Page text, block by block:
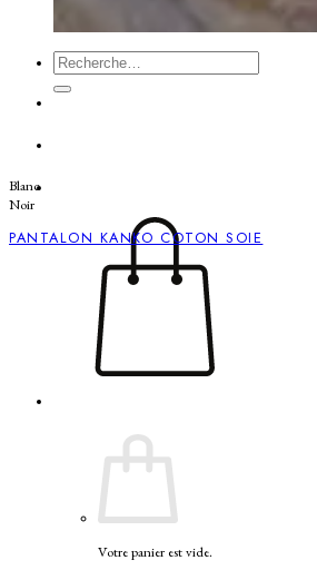
Recherche
pour :
Votre panier est vide.
Blanc
Noir
PANTALON KANKO COTON SOIE